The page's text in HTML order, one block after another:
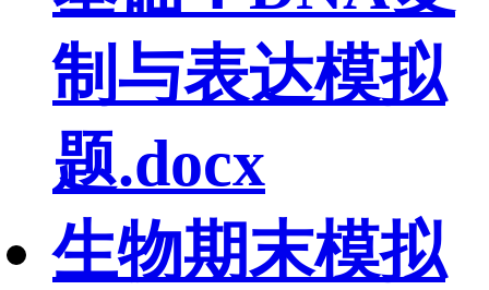
制与表达模拟
题.docx
生物期末模拟